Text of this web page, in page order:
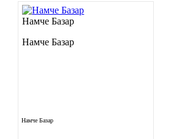
Намче Базар
Намче Базар
Намче Базар